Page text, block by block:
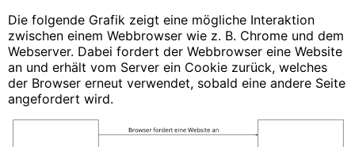
Die folgende Grafik zeigt eine mögliche Interaktion
zwischen einem Webbrowser wie z. B. Chrome und dem
Webserver. Dabei fordert der Webbrowser eine Website
an und erhält vom Server ein Cookie zurück, welches
der Browser erneut verwendet, sobald eine andere Seite
angefordert wird.